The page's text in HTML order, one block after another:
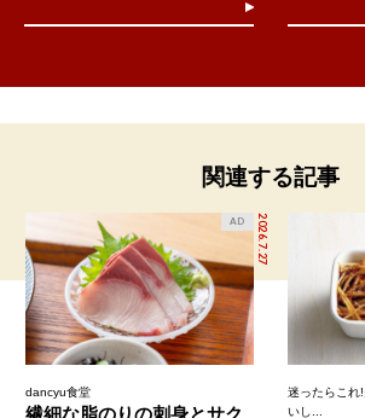
関連する記事
2026.7.27
AD
dancyu食堂
迷ったらこれ
いし...